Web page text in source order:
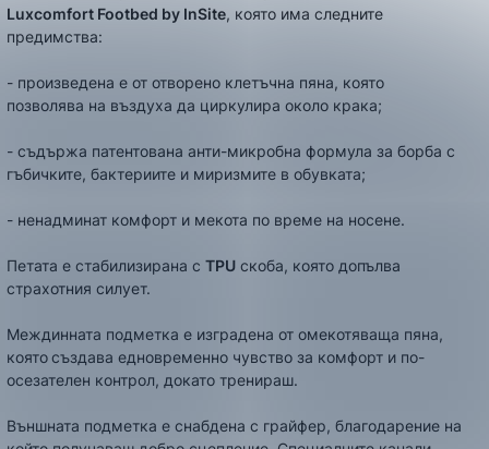
Luxcomfort Footbed by InSite, която има следните
предимства:
- произведена е от отворено клетъчна пяна, която
позволява на въздуха да циркулира около крака;
- съдържа патентована анти-микробна формула за борба с
гъбичките, бактериите и миризмите в обувката;
- ненадминат комфорт и мекота по време на носене.
Петата е стабилизирана с TPU скоба, която допълва
страхотния силует.
Междинната подметка е изградена от омекотяваща пяна,
коятосъздава едновременно чувство за комфорт и по-
осезателен контрол, докато тренираш.
Външната подметка е снабдена с грайфер, благодарение на